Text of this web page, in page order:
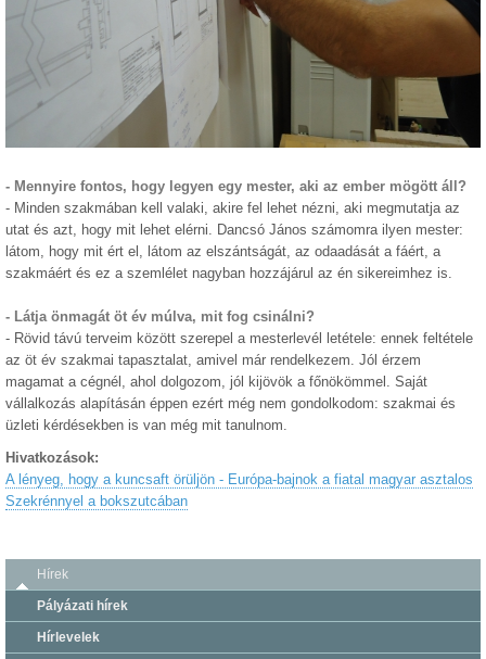
- Mennyire fontos, hogy legyen egy mester, aki az ember mögött áll?
- Minden szakmában kell valaki, akire fel lehet nézni, aki megmutatja az
utat és azt, hogy mit lehet elérni. Dancsó János számomra ilyen mester:
látom, hogy mit ért el, látom az elszántságát, az odaadását a fáért, a
szakmáért és ez a szemlélet nagyban hozzájárul az én sikereimhez is.
- Látja önmagát öt év múlva, mit fog csinálni?
- Rövid távú terveim között szerepel a mesterlevél letétele: ennek feltétele
az öt év szakmai tapasztalat, amivel már rendelkezem. Jól érzem
magamat a cégnél, ahol dolgozom, jól kijövök a főnökömmel. Saját
vállalkozás alapításán éppen ezért még nem gondolkodom: szakmai és
üzleti kérdésekben is van még mit tanulnom.
Hivatkozások:
A lényeg, hogy a kuncsaft örüljön - Európa-bajnok a fiatal magyar asztalos
Szekrénnyel a bokszutcában
Hírek
Pályázati hírek
Hírlevelek